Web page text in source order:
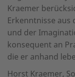
Kraemer
Erkenntnisse
und der
konsequent an
die er anhand
Horst Kraemer,